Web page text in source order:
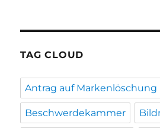
TAG CLOUD
Antrag auf Markenlöschung
Beschwerdekammer